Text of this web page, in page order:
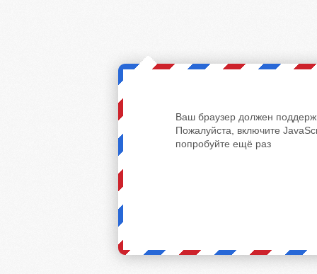
Ваш браузер должен
Пожалуйста, включите
попробуйте ещё раз